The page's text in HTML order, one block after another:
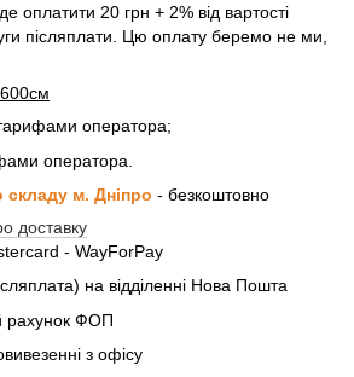
оплатити 20 грн + 2% від вартості
післяплати. Цю оплату беремо не ми,
600см
оператора;
оператора.
складу м. Дніпро - безкоштовно
доставку
- WayForPay
на відділенні Нова Пошта
рахунок ФОП
з офісу